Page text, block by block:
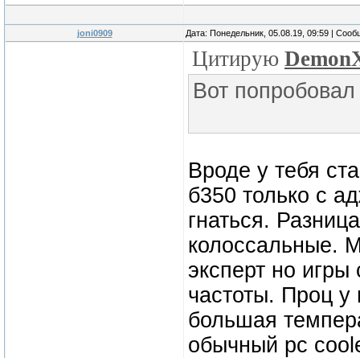
joni0909 Дата: Понедельник, 05.08.19, 09:59 |
Цитирую
Вот попробовал
Вроде у тебя
б350 только с
гнаться.
колоссальные.
эксперт но
частоты. Проц у
большая
обычный pc